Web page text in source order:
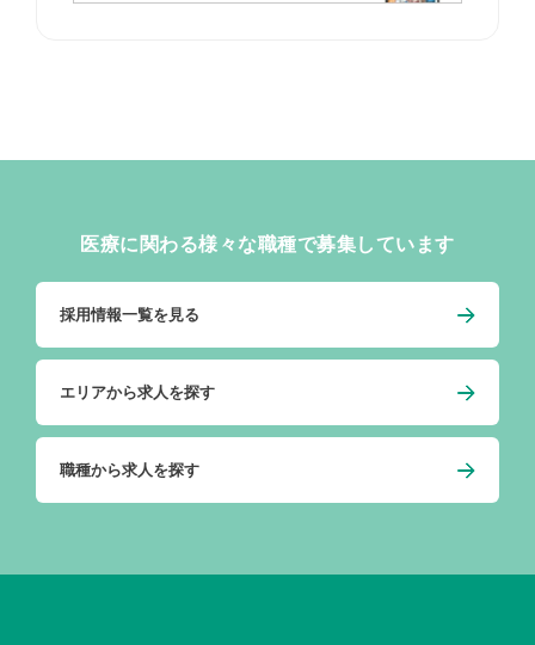
医療に関わる様々な職種で募集しています
採用情報一覧を見る
エリアから求人を探す
職種から求人を探す